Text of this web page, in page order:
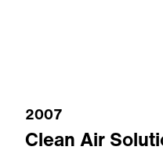
2007
Clean Air